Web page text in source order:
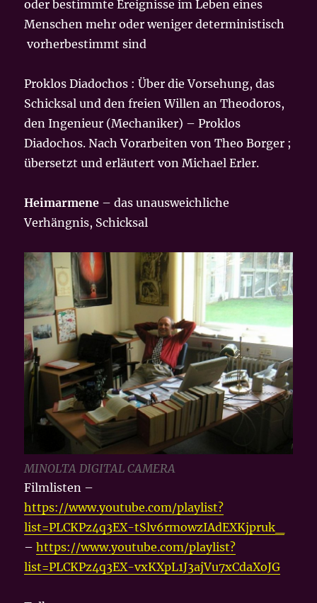
oder bestimmte Ereignisse im Leben eines
Menschen mehr oder weniger deterministisch
vorherbestimmt sind
Proklos Diadochos : Über die Vorsehung, das
Schicksal und den freien Willen an Theodoros,
den Ingenieur (Mechaniker) – Proklos
Diadochos. Nach Vorarbeiten von Theo Borger ;
übersetzt und erläutert von Michael Erler.
Heimarmene – das unausweichliche
Verhängnis, Schicksal
MINOLTA DIGITAL CAMERA
Filmlisten –
https://www.youtube.com/playlist?
list=PLCKPz4q3EX-tSlv6rmowzIAdEXKjpruk_
–https://www.youtube.com/playlist?
list=PLCKPz4q3EX-vxKXpL1J3ajVu7xCdaXoJG